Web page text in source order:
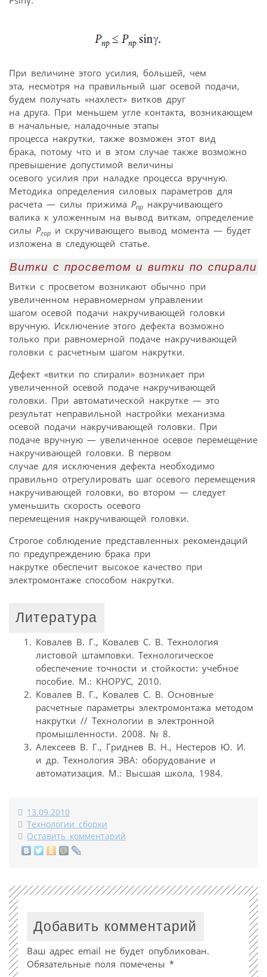
При величине этого усилия, большей, чем
эта, несмотря на правильный шаг осевой подачи,
будем получать «нахлест» витков друг
на друга. При меньшем угле контакта, возникающем
в начальные, наладочные этапы
процесса накрутки, также возможен этот вид
брака, потому что и в этом случае также возможно
превышение допустимой величины
осевого усилия при наладке процесса вручную.
Методика определения силовых параметров для
расчета — силы прижима Рпр накручивающего
валика к уложенным на вывод виткам, определение
силы Ргор и скручивающего вывод момента — будет
изложена в следующей статье.
Витки с просветом и витки по спирали
Витки с просветом возникают обычно при
увеличенном неравномерном управлении
шагом осевой подачи накручивающей головки
вручную. Исключение этого дефекта возможно
только при равномерной подаче накручивающей
головки с расчетным шагом накрутки.
Дефект «витки по спирали» возникает при
увеличенной осевой подаче накручивающей
головки. При автоматической накрутке — это
результат неправильной настройки механизма
осевой подачи накручивающей головки. При
подаче вручную — увеличенное осевое перемещение
накручивающей головки. В первом
случае для исключения дефекта необходимо
правильно отрегулировать шаг осевого перемещения
накручивающей головки, во втором — следует
уменьшить скорость осевого
перемещения накручивающей головки.
Строгое соблюдение представленных рекомендаций
по предупреждению брака при
накрутке обеспечит высокое качество при
электромонтаже способом накрутки.
Литература
Ковалев В. Г., Ковалев С. В. Технология
листовой штамповки. Технологическое
обеспечение точности и стойкости: учебное
пособие. М.: КНОРУС, 2010.
Ковалев В. Г., Ковалев С. В. Основные
расчетные параметры электромонтажа методом
накрутки // Технологии в электронной
промышленности. 2008. № 8.
Алексеев В. Г., Гриднев В. Н., Нестеров Ю. И.
и др. Технология ЭВА: оборудование и
автоматизация. М.: Высшая школа, 1984.
13.09.2010
Технологии сборки
Оставить комментарий
Добавить комментарий
Ваш адрес email не будет опубликован.
Обязательные поля помечены *